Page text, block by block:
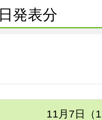
発表分
11月7日（